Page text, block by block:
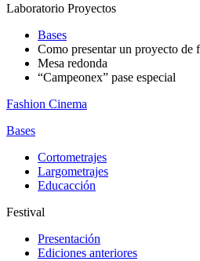
Laboratorio Proyectos
Bases
Como presentar un proyecto de
Mesa redonda
“Campeonex” pase especial
Fashion Cinema
Bases
Cortometrajes
Largometrajes
Educacción
Festival
Presentación
Ediciones anteriores